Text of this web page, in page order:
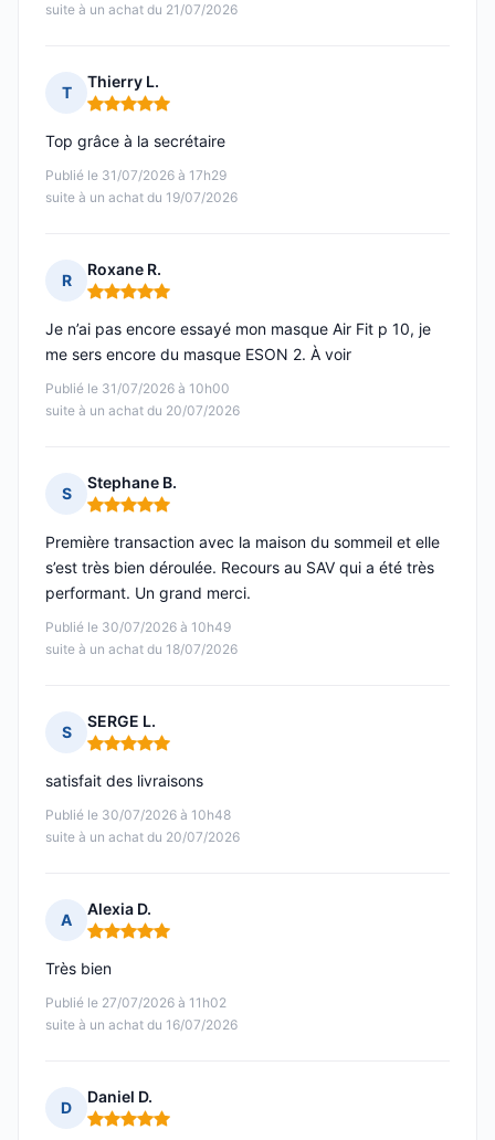
suite à un achat du 21/07/2026
T
Thierry L.
Note : 5 sur 5
Publié le 31/07/2026 à 17h29
suite à un achat du 19/07/2026
Top grâce à la secrétaire
R
Roxane R.
Note : 5 sur 5
Publié le 31/07/2026 à 10h00
suite à un achat du 20/07/2026
Je n’ai pas encore essayé mon masque Air Fit p 10, je
me sers encore du masque ESON 2. À voir
S
Stephane B.
Note : 5 sur 5
Publié le 30/07/2026 à 10h49
suite à un achat du 18/07/2026
Première transaction avec la maison du sommeil et elle
s’est très bien déroulée. Recours au SAV qui a été très
performant. Un grand merci.
S
SERGE L.
Note : 5 sur 5
Publié le 30/07/2026 à 10h48
suite à un achat du 20/07/2026
satisfait des livraisons
A
Alexia D.
Note : 5 sur 5
Publié le 27/07/2026 à 11h02
suite à un achat du 16/07/2026
Très bien
D
Daniel D.
Note : 5 sur 5